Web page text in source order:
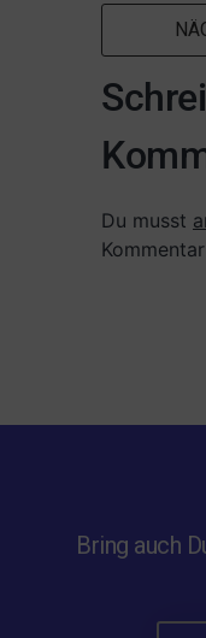
Du musst
Bring auch